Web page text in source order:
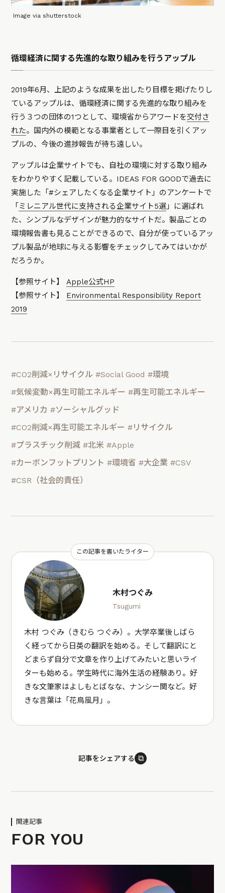
Image via shutterstock
循環経済に関する先進的な取り組みを行うアップル
2019年6月、上記のような成果を出したり目標を掲げたりし
ているアップルは、循環経済に関する先進的な取り組みを
行う３つの団体の1つとして、環境省からアワードを交付さ
れた。国内外の模範となる事業者として一際目を引くアッ
プルの、今後の進捗報告が待ち遠しい。
アップルは企業サイトでも、自社の環境に対する取り組み
をわかりやすく記載している。IDEAS FOR GOODで過去に
実施した「#シェアしたくなる企業サイト」のアンケートで
「 ミレニアル世代に支持される企業サイト5選 」に選ばれ
た、シンプルなデザインが魅力的なサイトだ。製品ごとの
環境報告書も見ることができるので、自分が使っているアッ
プル製品が地球に与える影響をチェックしてみてはいかが
だろうか。
【参照サイト】Apple公式HP
【参照サイト】 Environmental Responsibility Report
2019
#CO2削減×リサイクル #Social Good #環境
#気候変動×再生可能エネルギー #再生可能エネルギー
#アメリカ #ソーシャルグッド
#CO2削減×再生可能エネルギー #リサイクル
#プラスチック削減 #北米 #Apple
#カーボンフットプリント #環境省 #大企業 #CSV
#CSR（社会的責任）
この記事を書いたライター
木村つぐみ
Tsugumi
木村 つぐみ（きむら つぐみ）。大学卒業後しばら
く経ってから日英の翻訳を始める。そして翻訳にと
どまらず自分で文章を作り上げてみたいと思いライ
ターも始める。学生時代に海外生活の経験あり。好
きな文筆家はよしもとばなな、ナンシー関など。好
きな言葉は「花鳥風月」。
記事をシェアする ⧉
関連記事
FOR YOU